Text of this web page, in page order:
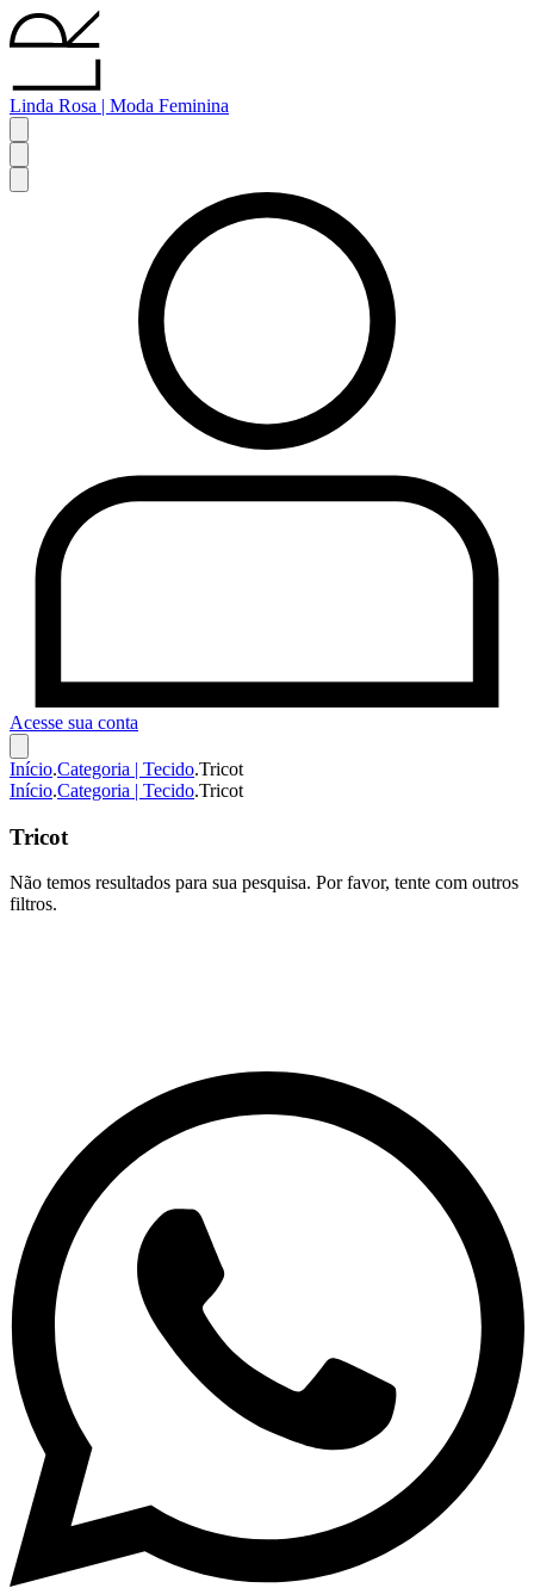
Linda Rosa | Moda Feminina
Acesse sua conta
Início.Categoria | Tecido.Tricot
Início.Categoria | Tecido.Tricot
Tricot
Não temos resultados para sua pesquisa. Por favor, tente com outros
filtros.